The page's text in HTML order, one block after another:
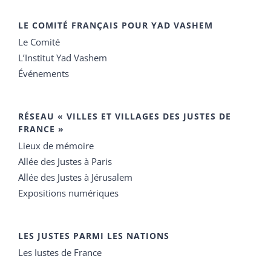
LE COMITÉ FRANÇAIS POUR YAD VASHEM
Le Comité
L’Institut Yad Vashem
Événements
RÉSEAU « VILLES ET VILLAGES DES JUSTES DE
FRANCE »
Lieux de mémoire
Allée des Justes à Paris
Allée des Justes à Jérusalem
Expositions numériques
LES JUSTES PARMI LES NATIONS
Les Justes de France